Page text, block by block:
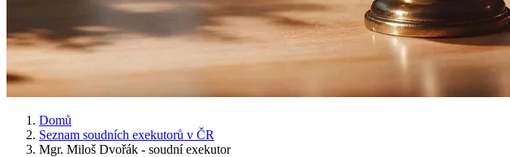
Domů
Seznam soudních exekutorů v ČR
Mgr. Miloš Dvořák - soudní exekutor